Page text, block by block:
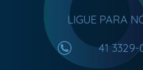
LIGUE PARA
41 3329-